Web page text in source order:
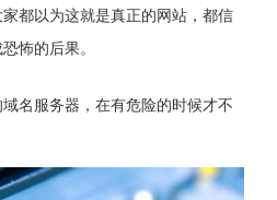
都以为这就是真正的网站，都信
怖的后果。
名服务器，在有危险的时候才不